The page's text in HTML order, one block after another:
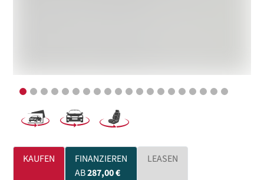
KAUFEN
FINANZIEREN
AB287,00 €
LEASEN